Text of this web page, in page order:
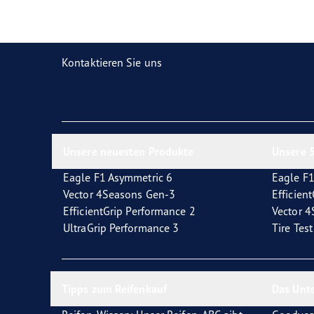
Kontaktieren Sie uns
Eagle F1 Asymmetric 6
Vector 4Seasons Gen-3
EfficientGrip Performance 2
UltraGrip Performance 3
Eagle
Vector
Tire